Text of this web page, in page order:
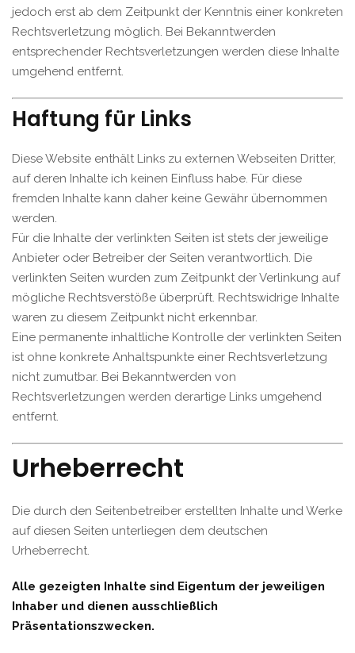
jedoch erst ab dem Zeitpunkt der Kenntnis einer konkreten
Rechtsverletzung möglich. Bei Bekanntwerden
entsprechender Rechtsverletzungen werden diese Inhalte
umgehend entfernt.
Haftung für Links
Diese Website enthält Links zu externen Webseiten Dritter,
auf deren Inhalte ich keinen Einfluss habe. Für diese
fremden Inhalte kann daher keine Gewähr übernommen
werden.
Für die Inhalte der verlinkten Seiten ist stets der jeweilige
Anbieter oder Betreiber der Seiten verantwortlich. Die
verlinkten Seiten wurden zum Zeitpunkt der Verlinkung auf
mögliche Rechtsverstöße überprüft. Rechtswidrige Inhalte
waren zu diesem Zeitpunkt nicht erkennbar.
Eine permanente inhaltliche Kontrolle der verlinkten Seiten
ist ohne konkrete Anhaltspunkte einer Rechtsverletzung
nicht zumutbar. Bei Bekanntwerden von
Rechtsverletzungen werden derartige Links umgehend
entfernt.
Urheberrecht
Die durch den Seitenbetreiber erstellten Inhalte und Werke
auf diesen Seiten unterliegen dem deutschen
Urheberrecht.
Alle gezeigten Inhalte sind Eigentum der jeweiligen
Inhaber und dienen ausschließlich
Präsentationszwecken.